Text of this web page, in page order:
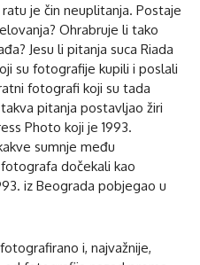
je čin neuplitanja. Postaje
Ohrabruje li tako
Jesu li pitanja suca Riada
su fotografije kupili i poslali
fotografi koji su tada
pitanja postavljao žiri
Photo koji je 1993.
sumnje među
dočekali kao
iz Beograda pobjegao u
i, najvažnije,